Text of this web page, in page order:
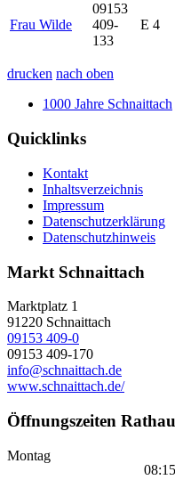
Frau Wilde
09153
409-
133
E 4
drucken nach oben
1000 Jahre Schnaittach
Quicklinks
Kontakt
Inhaltsverzeichnis
Impressum
Datenschutzerklärung
Datenschutzhinweis
Markt Schnaittach
Marktplatz 1
91220 Schnaittach
09153 409-0
09153 409-170
info@schnaittach.de
www.schnaittach.de/
Öffnungszeiten
Montag